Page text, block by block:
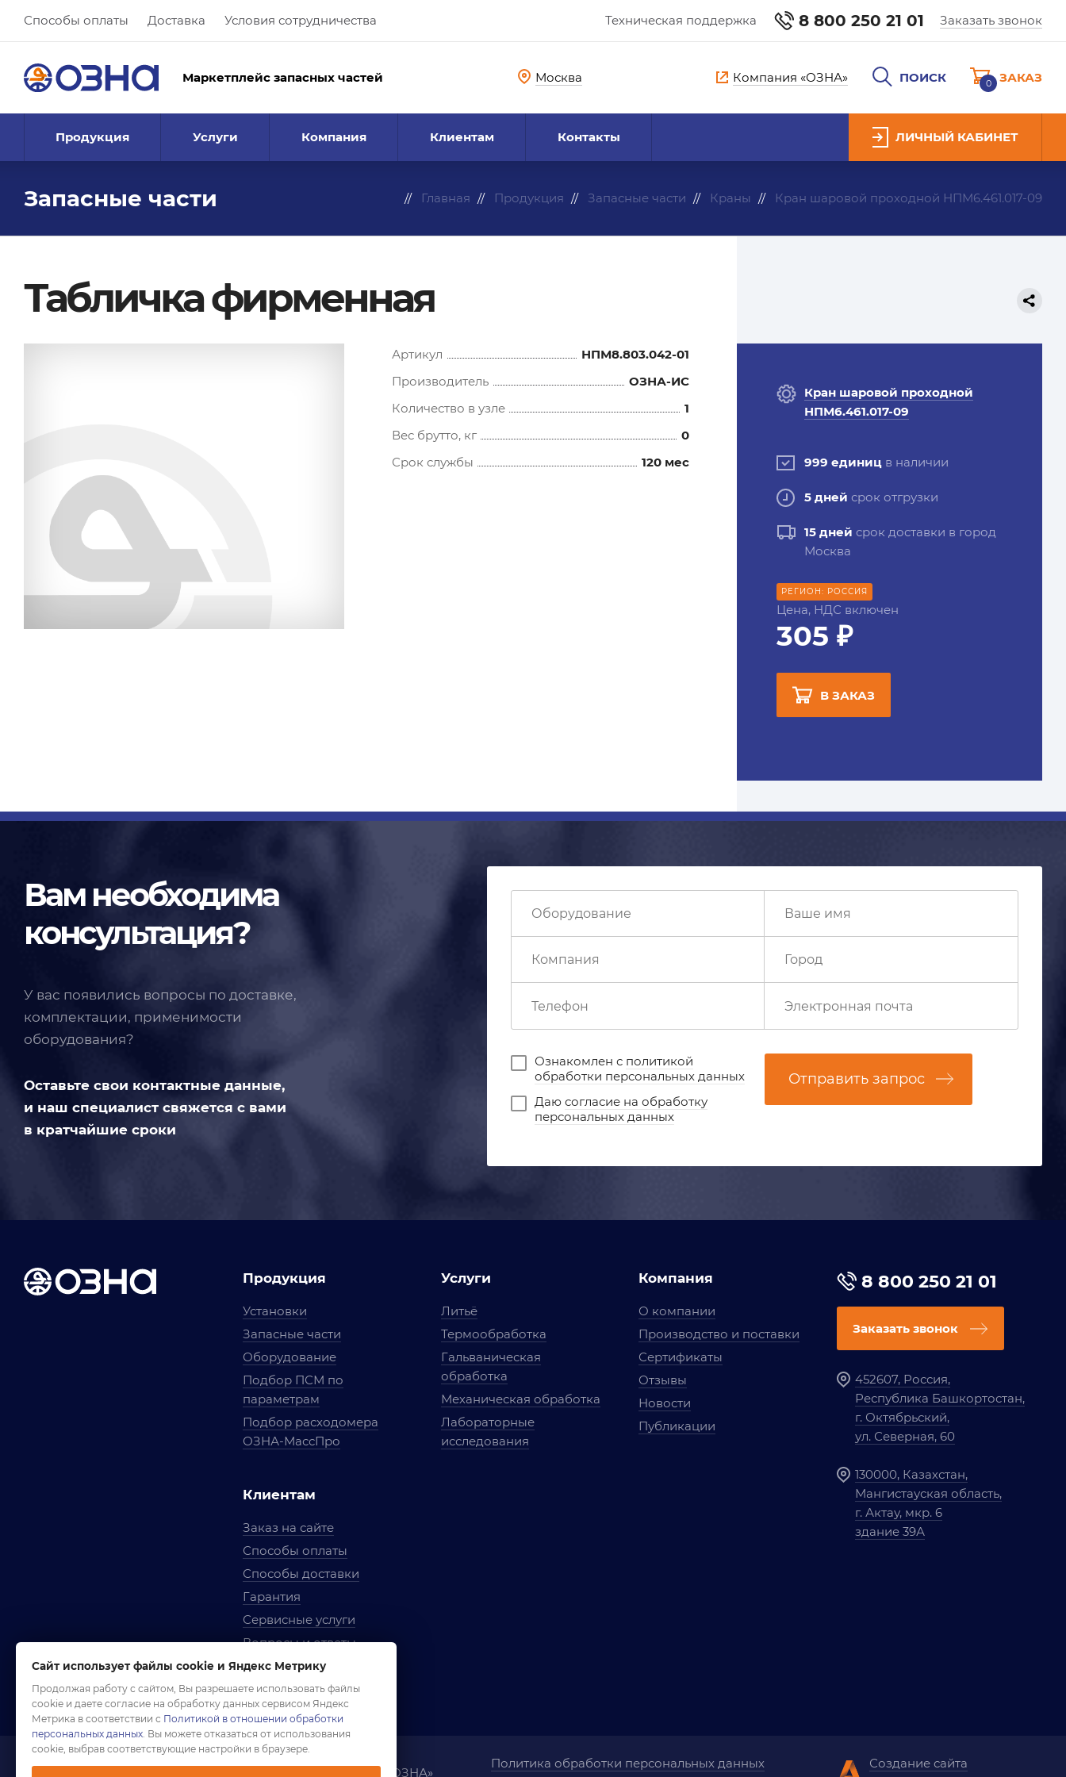
Способы оплаты Доставка Условия сотрудничества Техническая поддержка 8 800 250 21 01 Заказать звонок
Маркетплейс запасных частей Москва Компания «ОЗНА» ПОИСК 0 ЗАКАЗ
Продукция Услуги Компания Клиентам Контакты ЛИЧНЫЙ КАБИНЕТ
Запасные части Главная Продукция Запасные части Краны Кран шаровой проходной НПМ6.461.017-09
Табличка фирменная
Артикул
НПМ8.803.042-01
Производитель
ОЗНА-ИС
Количество в узле
1
Вес брутто, кг
0
Срок службы
120 мес
Кран шаровой проходной
НПМ6.461.017-09
999 единиц в наличии
5 дней срок отгрузки
15 дней срок доставки в город
Москва
РЕГИОН: РОССИЯ
Цена, НДС включен
305 ₽
В ЗАКАЗ
Вам необходима
консультация?
У вас появились вопросы по доставке,
комплектации, применимости
оборудования?
Оставьте свои контактные данные,
и наш специалист свяжется с вами
в кратчайшие сроки
Ознакомлен с политикой
обработки персональных данных
Даю согласие на обработку
персональных данных
Отправить запрос
Продукция
Установки
Запасные части
Оборудование
Подбор ПСМ по
параметрам
Подбор расходомера
ОЗНА-МассПро
Клиентам
Заказ на сайте
Способы оплаты
Способы доставки
Гарантия
Сервисные услуги
Вопросы и ответы
Условия сотрудничества
Правила использования
Услуги
Литьё
Термообработка
Гальваническая
обработка
Механическая обработка
Лабораторные
исследования
Компания
О компании
Производство и поставки
Сертификаты
Отзывы
Новости
Публикации
8 800 250 21 01
Заказать звонок
452607, Россия,
Республика Башкортостан,
г. Октябрьский,
ул. Северная, 60
130000, Казахстан,
Мангистауская область,
г. Актау, мкр. 6
здание 39А
Компания «ОЗНА»
Политика обработки персональных данных
Создание сайта
Сайт использует файлы cookie и Яндекс Метрику
Продолжая работу с сайтом, Вы разрешаете использовать файлы
cookie и даете согласие на обработку данных сервисом Яндекс
Метрика в соответствии с Политикой в отношении обработки
персональных данных. Вы можете отказаться от использования
cookie, выбрав соответствующие настройки в браузере.